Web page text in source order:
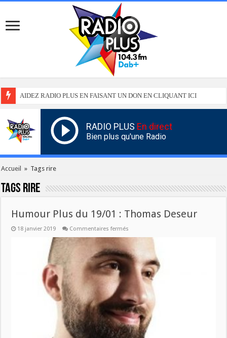
AIDEZ RADIO PLUS EN FAISANT UN DON EN CLIQUANT ICI
RADIO PLUS En direct
Bien plus qu'une Radio
Accueil » Tags rire
Tags rire
Humour Plus du 19/01 : Thomas Deseur
18 janvier 2019 Commentaires fermés
19/01
Thomas
Deseur